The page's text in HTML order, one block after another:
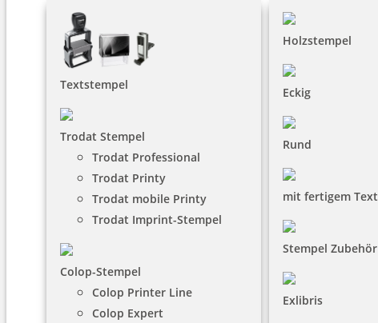
Textstempel
Trodat Stempel
Trodat Professional
Trodat Printy
Trodat mobile Printy
Trodat Imprint-Stempel
Colop-Stempel
Colop Printer Line
Colop Expert
Holzstempel
Eckig
Rund
mit fertigem Text
Stempel Zubehör
Exlibris